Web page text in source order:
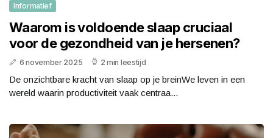
Informatief
Waarom is voldoende slaap cruciaal
voor de gezondheid van je hersenen?
6 november 2025 2 min leestijd
De onzichtbare kracht van slaap op je breinWe leven in een
wereld waarin productiviteit vaak centraa...